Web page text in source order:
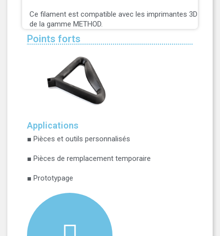
Ce filament est compatible avec les imprimantes 3D
de la gamme METHOD.
Points forts
Applications
■ Pièces et outils personnalisés
■ Pièces de remplacement temporaire
■ Prototypage